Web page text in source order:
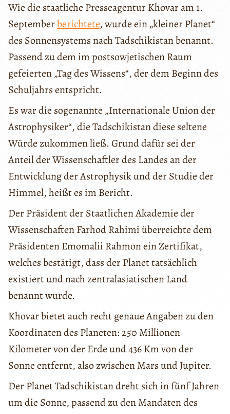
Wie die staatliche Presseagentur Khovar am 1.
Septemberberichtete, wurde ein „kleiner Planet“
des Sonnensystems nach Tadschikistan benannt.
Passend zu dem im postsowjetischen Raum
gefeierten „Tag des Wissens“, der dem Beginn des
Schuljahrs entspricht.
Es war die sogenannte „Internationale Union der
Astrophysiker“, die Tadschikistan diese seltene
Würde zukommen ließ. Grund dafür sei der
Anteil der Wissenschaftler des Landes an der
Entwicklung der Astrophysik und der Studie der
Himmel, heißt es im Bericht.
Der Präsident der Staatlichen Akademie der
Wissenschaften Farhod Rahimi überreichte dem
Präsidenten Emomalii Rahmon ein Zertifikat,
welches bestätigt, dass der Planet tatsächlich
existiert und nach zentralasiatischen Land
benannt wurde.
Khovar bietet auch recht genaue Angaben zu den
Koordinaten des Planeten: 250 Millionen
Kilometer von der Erde und 436 Km von der
Sonne entfernt, also zwischen Mars und Jupiter.
Der Planet Tadschikistan dreht sich in fünf Jahren
um die Sonne, passend zu den Mandaten des